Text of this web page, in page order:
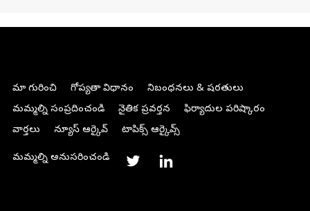
మా గురించి గోప్యతా విధానం
నిబంధనలు & షరతులు
మమ్మల్ని సంప్రదించండి
నైతిక ప్రవర్తన
ఫిర్యాదుల పరిష్కారం
వార్తలు
న్యూస్ ఆర్కైవ్ టాపిక్స్ ఆర్కైవ్స్
మమ్మల్ని అనుసరించండి